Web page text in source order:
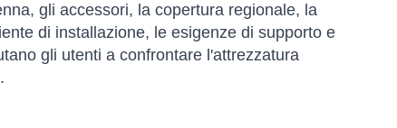
gli accessori, la copertura regionale, la
di installazione, le esigenze di supporto e
gli utenti a confrontare l'attrezzatura